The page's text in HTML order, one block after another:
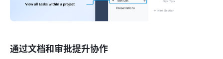
通过文档和审批提升协作